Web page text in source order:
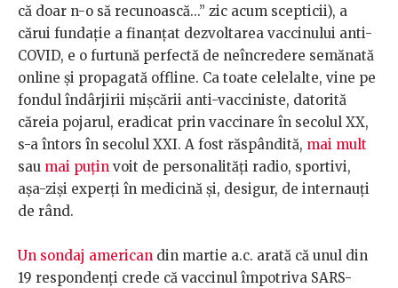
că doar n-o să recunoască...” zic acum scepticii), a
cărui fundație a finanțat dezvoltarea vaccinului anti-
COVID, e o furtună perfectă de neîncredere semănată
online și propagată offline. Ca toate celelalte, vine pe
fondul îndârjirii mișcării anti-vacciniste, datorită
căreia pojarul, eradicat prin vaccinare în secolul XX,
s-a întors în secolul XXI. A fost răspândită, mai mult
sau mai puțin voit de personalități radio, sportivi,
așa-ziși experți în medicină și, desigur, de internauți
de rând.
Un sondaj american din martie a.c. arată că unul din
19 respondenți crede că vaccinul împotriva SARS-